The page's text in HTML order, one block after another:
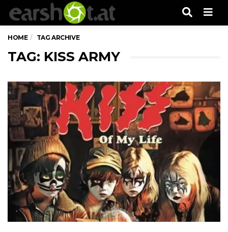
HOME TAG ARCHIVE
TAG: KISS ARMY